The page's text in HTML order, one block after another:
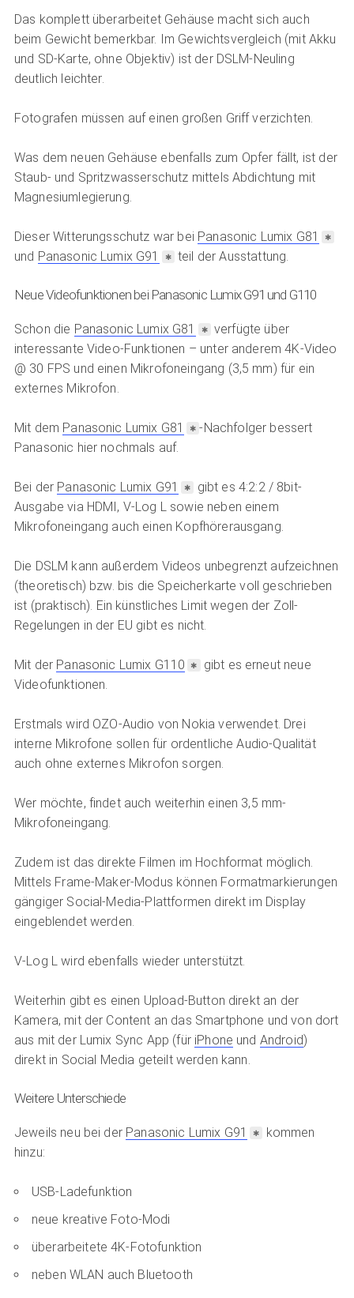
Das komplett überarbeitet Gehäuse macht sich auch
beim Gewicht bemerkbar. Im Gewichtsvergleich (mit Akku
und SD-Karte, ohne Objektiv) ist der DSLM-Neuling
deutlich leichter.
Fotografen müssen auf einen großen Griff verzichten.
Was dem neuen Gehäuse ebenfalls zum Opfer fällt, ist der
Staub- und Spritzwasserschutz mittels Abdichtung mit
Magnesiumlegierung.
Dieser Witterungsschutz war bei Panasonic Lumix G81
und Panasonic Lumix G91 teil der Ausstattung.
Neue Videofunktionen bei Panasonic Lumix G91 und G110
Schon die Panasonic Lumix G81
verfügte über
interessante Video-Funktionen – unter anderem 4K-Video
@ 30 FPS und einen Mikrofoneingang (3,5 mm) für ein
externes Mikrofon.
Mit dem Panasonic Lumix G81
-Nachfolger bessert
Panasonic hier nochmals auf.
Bei der Panasonic Lumix G91
gibt es 4:2:2 / 8bit-
Ausgabe via HDMI, V-Log L sowie neben einem
Mikrofoneingang auch einen Kopfhörerausgang.
Die DSLM kann außerdem Videos unbegrenzt aufzeichnen
(theoretisch) bzw. bis die Speicherkarte voll geschrieben
ist (praktisch). Ein künstliches Limit wegen der Zoll-
Regelungen in der EU gibt es nicht.
Mit der Panasonic Lumix G110
gibt es erneut neue
Videofunktionen.
Erstmals wird OZO-Audio von Nokia verwendet. Drei
interne Mikrofone sollen für ordentliche Audio-Qualität
auch ohne externes Mikrofon sorgen.
Wer möchte, findet auch weiterhin einen 3,5 mm-
Mikrofoneingang.
Zudem ist das direkte Filmen im Hochformat möglich.
Mittels Frame-Maker-Modus können Formatmarkierungen
gängiger Social-Media-Plattformen direkt im Display
eingeblendet werden.
V-Log L wird ebenfalls wieder unterstützt.
Weiterhin gibt es einen Upload-Button direkt an der
Kamera, mit der Content an das Smartphone und von dort
aus mit der Lumix Sync App (für iPhone und Android)
direkt in Social Media geteilt werden kann.
Weitere Unterschiede
Jeweils neu bei der Panasonic Lumix G91
kommen
hinzu:
USB-Ladefunktion
neue kreative Foto-Modi
überarbeitete 4K-Fotofunktion
neben WLAN auch Bluetooth